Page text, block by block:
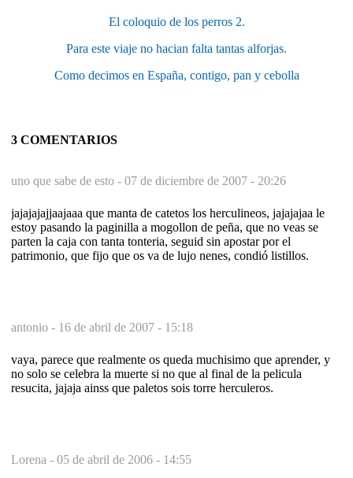
El coloquio de los perros 2.
Para este viaje no hacian falta tantas alforjas.
Como decimos en España, contigo, pan y cebolla
3 COMENTARIOS
uno que sabe de esto - 07 de diciembre de 2007 - 20:26
jajajajajjaajaaa que manta de catetos los herculineos, jajajajaa le
estoy pasando la paginilla a mogollon de peña, que no veas se
parten la caja con tanta tonteria, seguid sin apostar por el
patrimonio, que fijo que os va de lujo nenes, condió listillos.
antonio - 16 de abril de 2007 - 15:18
vaya, parece que realmente os queda muchisimo que aprender, y
no solo se celebra la muerte si no que al final de la pelicula
resucita, jajaja ainss que paletos sois torre herculeros.
Lorena - 05 de abril de 2006 - 14:55